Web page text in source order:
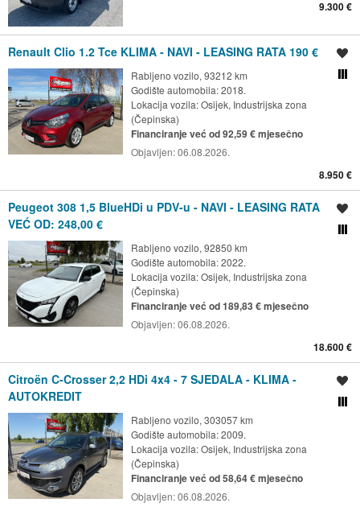
9.300 €
Renault Clio 1.2 Tce KLIMA - NAVI - LEASING RATA 190 €
Rabljeno vozilo, 93212 km
Godište automobila: 2018.
Lokacija vozila:Osijek, Industrijska zona
(Čepinska)
Financiranje već od 92,59 € mjesečno
Objavljen:06.08.2026.
8.950 €
Peugeot 308 1,5 BlueHDi u PDV-u - NAVI - LEASING RATA
VEĆ OD: 248,00 €
Rabljeno vozilo, 92850 km
Godište automobila: 2022.
Lokacija vozila:Osijek, Industrijska zona
(Čepinska)
Financiranje već od 189,83 € mjesečno
Objavljen:06.08.2026.
18.600 €
Citroën C-Crosser 2,2 HDi 4x4 - 7 SJEDALA - KLIMA -
AUTOKREDIT
Rabljeno vozilo, 303057 km
Godište automobila: 2009.
Lokacija vozila:Osijek, Industrijska zona
(Čepinska)
Financiranje već od 58,64 € mjesečno
Objavljen:06.08.2026.